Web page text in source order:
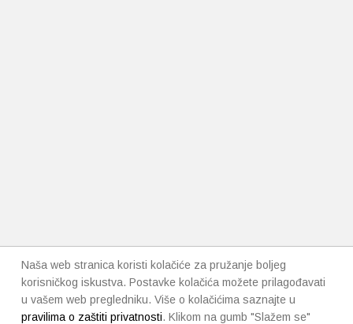
Naša web stranica koristi kolačiće za pružanje boljeg
korisničkog iskustva. Postavke kolačića možete prilagođavati
u vašem web pregledniku. Više o kolačićima saznajte u
pravilima o zaštiti privatnosti. Klikom na gumb "Slažem se"